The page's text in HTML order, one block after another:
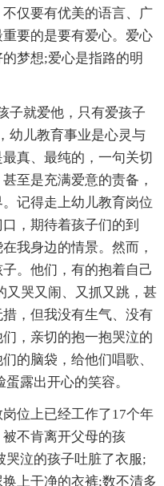
仅要有优美的语言、广
要的是要有爱心。爱心
梦想;爱心是指路的明
子就爱他，只有爱孩子
幼儿教育事业是心灵与
真、最纯的，一句关切
至是充满爱意的责备，
记得走上幼儿教育岗位
，期待着孩子们的到
我身边的情景。然而，
。他们，有的抱着自己
又哭又闹、又抓又跳，甚
，但我没有生气、没有
，亲切的抱一抱哭泣的
的脑袋，给他们唱歌、
露出开心的笑容。
位上已经工作了17个年
不肯离开父母的孩
哭泣的孩子吐脏了衣服;
上干净的衣裤;数不清多